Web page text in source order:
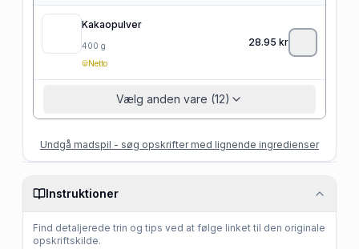
Kakaopulver
400 g
Netto
28.95 kr
Vælg anden vare (12)
Undgå madspil - søg opskrifter med lignende ingredienser
Instruktioner
Find detaljerede trin og tips ved at følge linket til den originale
opskriftskilde.